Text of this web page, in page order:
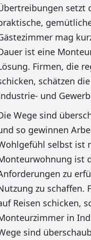
setzt
mag
ist eine
Firmen, die
schätzen
und
Wege sind
so gewinnen
selbst ist
ist
zu
zu schaffen.
Reisen schicken,
in
sind